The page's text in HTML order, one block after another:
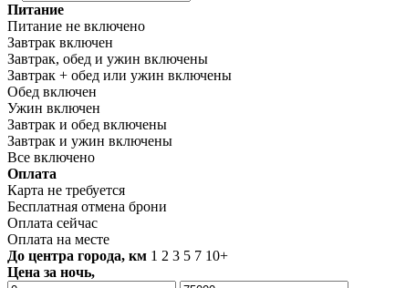
Питание
Питание не включено
Завтрак включен
Завтрак, обед и ужин включены
Завтрак + обед или ужин включены
Обед включен
Ужин включен
Завтрак и обед включены
Завтрак и ужин включены
Все включено
Оплата
Карта не требуется
Бесплатная отмена брони
Оплата сейчас
Оплата на месте
До центра города, км 1 2 3 5 7 10+
Цена за ночь,